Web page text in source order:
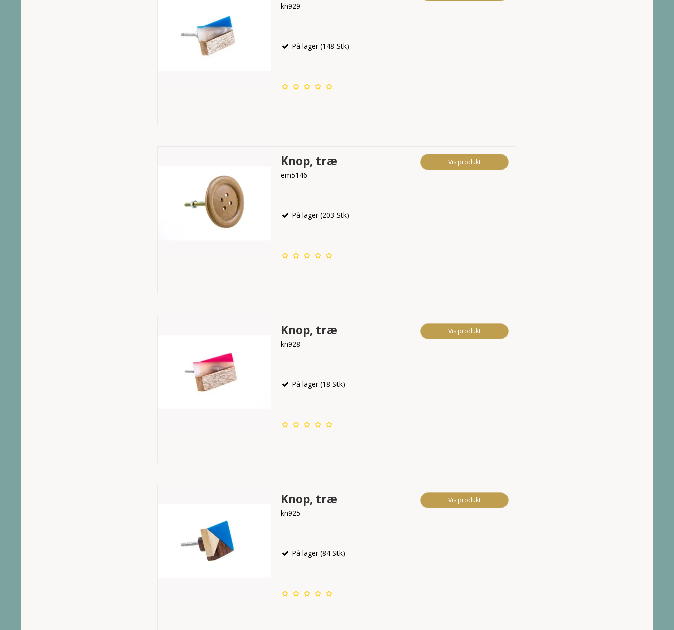
kn929
På lager (148 Stk)
Knop, træ
em5146
På lager (203 Stk)
Vis produkt
Knop, træ
kn928
På lager (18 Stk)
Vis produkt
Knop, træ
kn925
På lager (84 Stk)
Vis produkt